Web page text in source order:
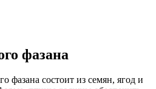
фазана
фазана состоит из семян, ягод и